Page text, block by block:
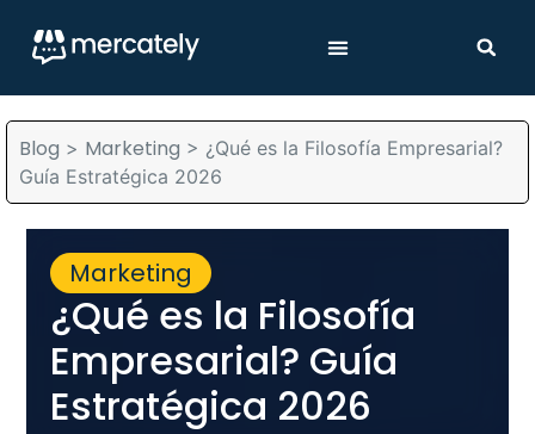
Blog > Marketing > ¿Qué es la Filosofía Empresarial?
Guía Estratégica 2026
Marketing
¿Qué es la Filosofía
Empresarial? Guía
Estratégica 2026